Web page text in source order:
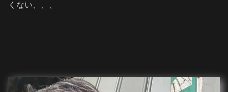
くない、、、